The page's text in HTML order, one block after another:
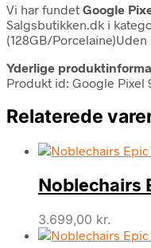
Vi har fundet Google
Salgsbutikken.dk i
(128GB/
Yderlige
Produkt id: Google Pixel
Relaterede
Noblechairs
3.699,00 kr.